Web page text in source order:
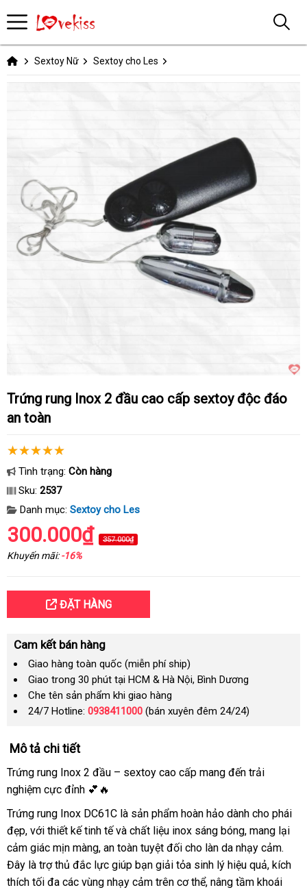
Sextoy Nữ Sextoy cho Les
Trứng rung Inox 2 đầu cao cấp sextoy độc đáo
an toàn
Tình trạng: Còn hàng
Sku: 2537
Danh mục: Sextoy cho Les
300.000₫ 357.000₫
Khuyến mãi:-16%
ĐẶT HÀNG
Cam kết bán hàng
Giao hàng toàn quốc (miễn phí ship)
Giao trong 30 phút tại HCM & Hà Nội, Bình Dương
Che tên sản phẩm khi giao hàng
24/7 Hotline: 0938411000 (bán xuyên đêm 24/24)
Mô tả chi tiết
Trứng rung Inox 2 đầu – sextoy cao cấp mang đến trải
nghiệm cực đỉnh 💕🔥
Trứng rung Inox DC61C là sản phẩm hoàn hảo dành cho phái
đẹp, với thiết kế tinh tế và chất liệu inox sáng bóng, mang lại
cảm giác mịn màng, an toàn tuyệt đối cho làn da nhạy cảm.
Đây là trợ thủ đắc lực giúp bạn giải tỏa sinh lý hiệu quả, kích
thích tối đa các vùng nhạy cảm trên cơ thể, nâng tầm khoái